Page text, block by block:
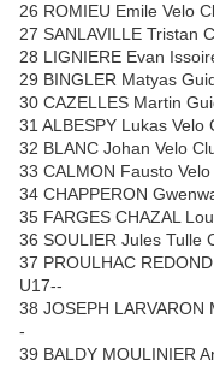
26 ROMIEU Emile Velo
27 SANLAVILLE Tristan
28 LIGNIERE Evan
29 BINGLER Matyas
30 CAZELLES Martin
31 ALBESPY Lukas Velo
32 BLANC Johan Velo
33 CALMON Fausto
34 CHAPPERON
35 FARGES CHAZAL
36 SOULIER Jules Tulle
37 PROULHAC
U17--
38 JOSEPH
-
39 BALDY MOULINIER